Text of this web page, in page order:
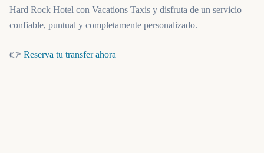
Hard Rock Hotel con Vacations Taxis y disfruta de un servicio
confiable, puntual y completamente personalizado.
👉 Reserva tu transfer ahora